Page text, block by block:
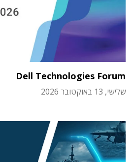
Dell Technologies Forum
שלישי, 13 באוקטובר 2026